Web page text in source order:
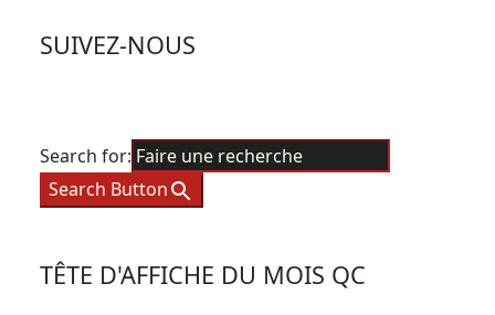
SUIVEZ-NOUS
Search for:
Search Button
TÊTE D'AFFICHE DU MOIS QC